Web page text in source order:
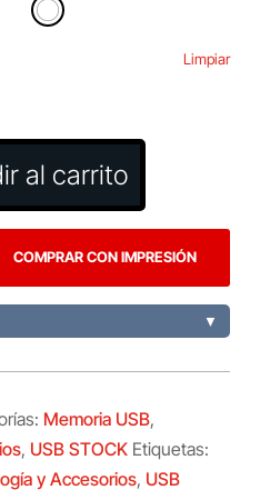
Limpiar
al carrito
COMPRAR CON IMPRESIÓN
▼
Memoria USB,
, USB STOCK Etiquetas:
y Accesorios, USB